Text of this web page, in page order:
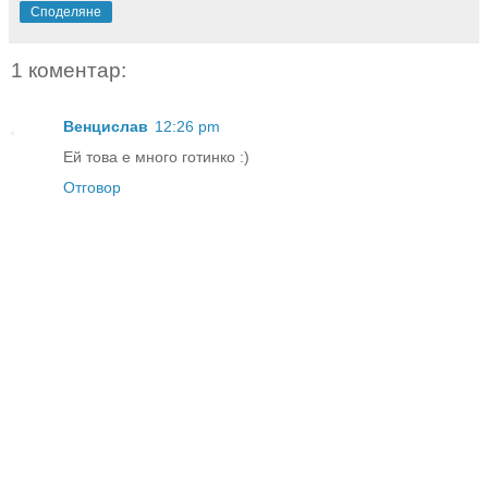
Споделяне
1 коментар:
Венцислав 12:26 pm
Ей това е много готинко :)
Отговор